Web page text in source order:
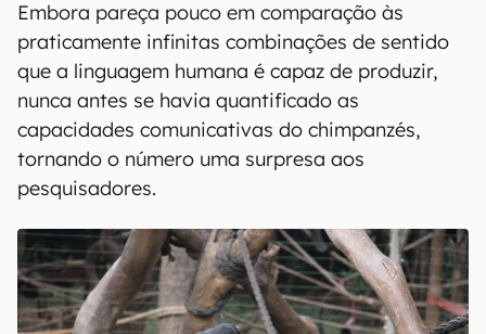
Embora pareça pouco em comparação às
praticamente infinitas combinações de sentido
que a linguagem humana é capaz de produzir,
nunca antes se havia quantificado as
capacidades comunicativas do chimpanzés,
tornando o número uma surpresa aos
pesquisadores.